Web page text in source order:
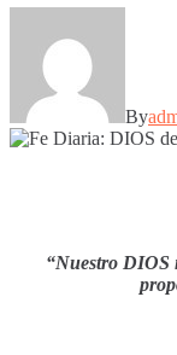
By
“Nuestro DIOS